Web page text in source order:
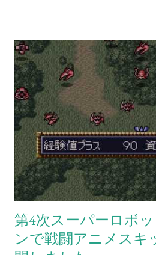
第4次スーパーロボ
ンで戦闘アニメスキ